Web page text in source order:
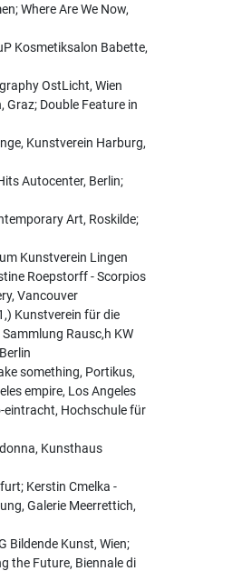
Where Are We Now,
Kosmetiksalon Babette,
OstLicht, Wien
Double Feature in
Kunstverein Harburg,
Autocenter, Berlin;
Art, Roskilde;
Kunstverein Lingen
Roepstorff - Scorpios
Vancouver
Kunstverein für die
Rausc,h KW
something, Portikus,
empire, Los Angeles
eintracht, Hochschule für
Kunsthaus
Kerstin Cmelka -
Galerie Meerrettich,
Bildende Kunst, Wien;
the Future, Biennale di